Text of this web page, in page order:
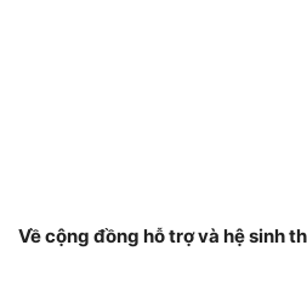
Về cộng đồng hỗ trợ và hệ sinh